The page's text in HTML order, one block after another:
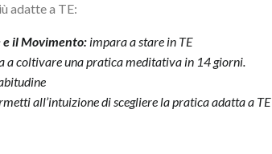
adatte a TE:
il Movimento:impara a stare in TE
a coltivare una pratica meditativa in 14 giorni.
all’intuizione di scegliere la pratica adatta a TE